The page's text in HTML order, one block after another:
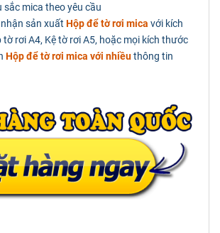
sắc mica theo yêu cầu
sản xuất Hộp để tờ rơi mica với kích
rơi A4, Kệ tờ rơi A5, hoặc mọi kích thước
Hộp để tờ rơi mica với nhiềuthông tin